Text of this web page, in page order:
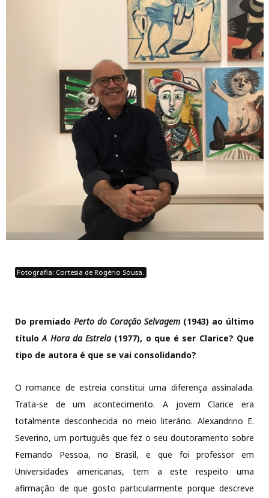
Fotografia: Cortesia de Rogério Sousa.
Do premiado Perto do Coração Selvagem (1943) ao último
títuloA Hora da Estrela(1977), o que é ser Clarice? Que
tipo de autora é que se vai consolidando?
O romance de estreia constitui uma diferença assinalada.
Trata-se de um acontecimento. A jovem Clarice era
totalmente desconhecida no meio literário. Alexandrino E.
Severino, um português que fez o seu doutoramento sobre
Fernando Pessoa, no Brasil, e que foi professor em
Universidades americanas, tem a este respeito uma
afirmação de que gosto particularmente porque descreve